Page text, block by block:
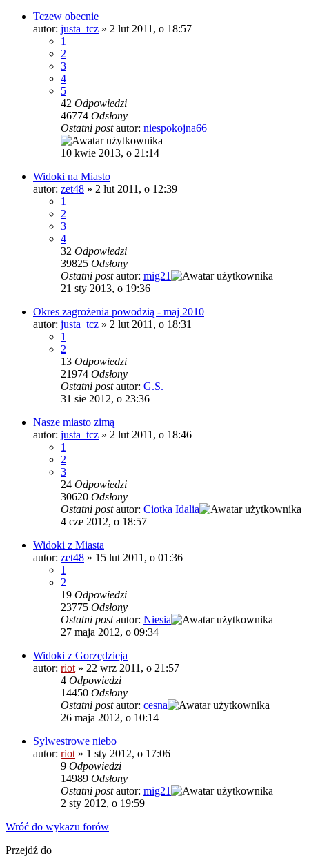
Tczew obecnie
autor: justa_tcz » 2 lut 2011, o 18:57
1
2
3
4
5
42 Odpowiedzi
46774 Odsłony
Ostatni postautor: niespokojna66
10 kwie 2013, o 21:14
Widoki na Miasto
autor: zet48 » 2 lut 2011, o 12:39
1
2
3
4
32 Odpowiedzi
39825 Odsłony
Ostatni postautor: mig21
21 sty 2013, o 19:36
Okres zagrożenia powodzią - maj 2010
autor: justa_tcz » 2 lut 2011, o 18:31
1
2
13 Odpowiedzi
21974 Odsłony
Ostatni postautor: G.S.
31 sie 2012, o 23:36
Nasze miasto zimą
autor: justa_tcz » 2 lut 2011, o 18:46
1
2
3
24 Odpowiedzi
30620 Odsłony
Ostatni postautor: Ciotka Idalia
4 cze 2012, o 18:57
Widoki z Miasta
autor: zet48 » 15 lut 2011, o 01:36
1
2
19 Odpowiedzi
23775 Odsłony
Ostatni postautor: Niesia
27 maja 2012, o 09:34
Widoki z Gorzędzieja
autor: riot » 22 wrz 2011, o 21:57
4 Odpowiedzi
14450 Odsłony
Ostatni postautor: cesna
26 maja 2012, o 10:14
Sylwestrowe niebo
autor: riot » 1 sty 2012, o 17:06
9 Odpowiedzi
14989 Odsłony
Ostatni postautor: mig21
2 sty 2012, o 19:59
Wróć do wykazu forów
Przejdź do